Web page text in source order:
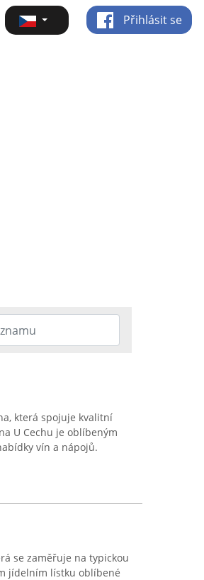
Přihlásit se
která spojuje kvalitní
U Cechu je oblíbeným
vín a nápojů.
se zaměřuje na typickou
jídelním lístku oblíbené